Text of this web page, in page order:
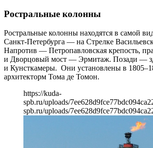
Ростральные колонны
Ростральные колонны находятся в самой
Санкт-Петербурга — на Стрелке
Напротив — Петропавловская крепость,
и Дворцовый мост — Эрмитаж. Позади —
и Кунсткамеры. Они установлены в
архитекторм Тома де Томон.
https://kuda-
spb.ru/uploads/
spb.ru/uploads/